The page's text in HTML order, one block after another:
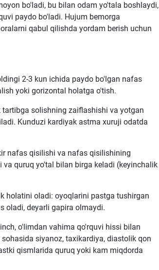
bo'ladi, bu bilan odam yo'tala boshlaydi,
paydo bo'ladi. Hujum bemorga
qabul qilishda yordam berish uchun
2-3 kun ichida paydo bo'lgan nafas
yoki gorizontal holatga o'tish.
tartibga solishning zaiflashishi va yotgan
Kunduzi kardiyak astma xuruji odatda
nafas qisilishi va nafas qisilishining
quruq yo'tal bilan birga keladi (keyinchalik
holatini oladi: oyoqlarini pastga tushirgan
oladi, deyarli gapira olmaydi.
o'limdan vahima qo'rquvi hissi bilan
siyanoz, taxikardiya, diastolik qon
qismlarida quruq yoki kam miqdorda